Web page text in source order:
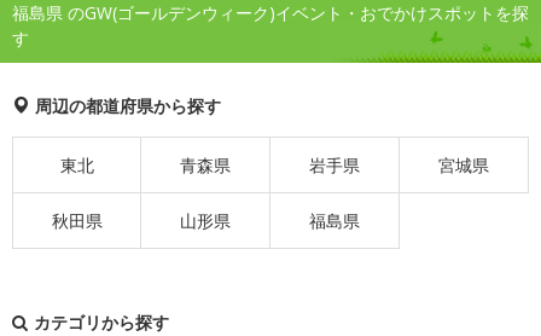
福島県 のGW(ゴールデンウィーク)イベント・おでかけスポットを探
す
周辺の都道府県から探す
東北 青森県 岩手県 宮城県
秋田県 山形県 福島県
カテゴリから探す